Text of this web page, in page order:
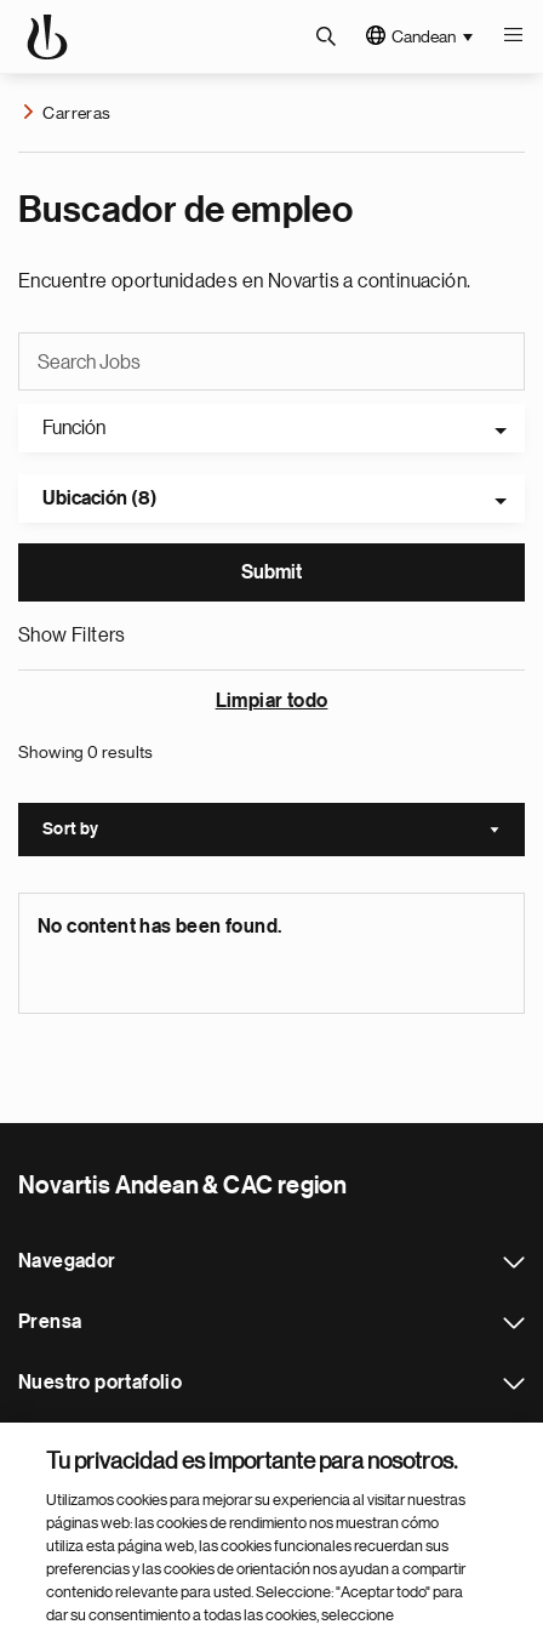
Candean
Carreras
Buscador de empleo
Encuentre oportunidades en Novartis a continuación.
Función
Ubicación (8)
Show Filters
Limpiar todo
Showing 0 results
Sort by Sort
No content has been found.
Novartis Andean & CAC region
Navegador
Prensa
Nuestro portafolio
Footer Site Search
Tu privacidad es importante para nosotros.
Utilizamos cookies para mejorar su experiencia al visitar nuestras
páginas web: las cookies de rendimiento nos muestran cómo
utiliza esta página web, las cookies funcionales recuerdan sus
preferencias y las cookies de orientación nos ayudan a compartir
contenido relevante para usted. Seleccione: "Aceptar todo" para
dar su consentimiento a todas las cookies, seleccione